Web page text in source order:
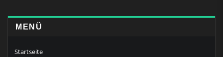
MENÜ
Startseite